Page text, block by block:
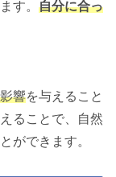
す。 自分に合っ
響を与えること
ることで、自然
ができます。